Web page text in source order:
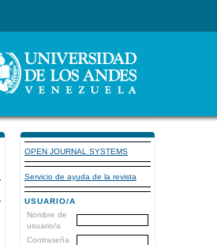
OPEN JOURNAL SYSTEMS
Servicio de ayuda de la revista
USUARIO/A
Nombre de
usuario/a
Contraseña